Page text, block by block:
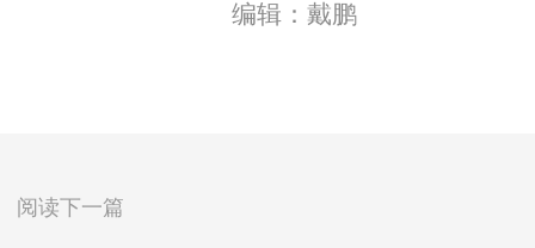
编辑：戴鹏
阅读下一篇